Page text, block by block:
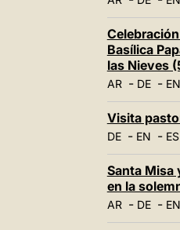
Basílica
las Nieves
AR- DE- EN
Visita
DE- EN - ES
Santa Misa
en la
AR- DE- EN